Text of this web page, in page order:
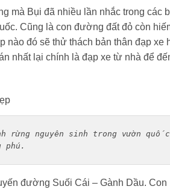
mà Bụi đã nhiều lần nhắc trong các
Cũng là con đường đất đỏ còn
nào đó sẽ thử thách bản thân đạp xe
nhất lại chính là đạp xe từ nhà để
rừng nguyên sinh trong vườn quốc
phú.
đường Suối Cái – Gành Dầu. Con